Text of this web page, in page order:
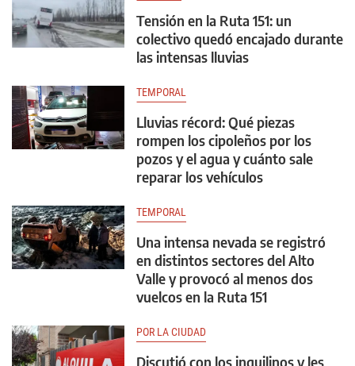
Tensión en la Ruta 151: un
colectivo quedó encajado durante
las intensas lluvias
TEMPORAL
Lluvias récord: Qué piezas
rompen los cipoleños por los
pozos y el agua y cuánto sale
reparar los vehículos
TEMPORAL
Una intensa nevada se registró
en distintos sectores del Alto
Valle y provocó al menos dos
vuelcos en la Ruta 151
POR LA CIUDAD
Discutió con los inquilinos y les